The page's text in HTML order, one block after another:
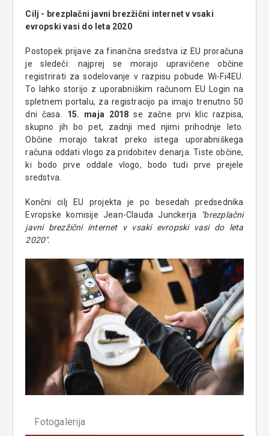
Cilj - brezplačni javni brezžični internet v vsaki
evropski vasi do leta 2020
Postopek prijave za finančna sredstva iz EU proračuna
je sledeči: najprej se morajo upravičene občine
registrirati za sodelovanje v razpisu pobude Wi-Fi4EU.
To lahko storijo z uporabniškim računom EU Login na
spletnem portalu, za registracijo pa imajo trenutno 50
dni časa. 15. maja 2018 se začne prvi klic razpisa,
skupno jih bo pet, zadnji med njimi prihodnje leto.
Občine morajo takrat preko istega uporabniškega
računa oddati vlogo za pridobitev denarja. Tiste občine,
ki bodo prve oddale vlogo, bodo tudi prve prejele
sredstva.
Končni cilj EU projekta je po besedah predsednika
Evropske komisije Jean-Clauda Junckerja
"brezplačni
javni brezžični internet v vsaki evropski vasi do leta
2020".
Fotogalerija